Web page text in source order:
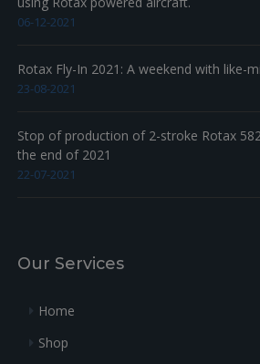
06-12-2021
Rotax Fly-In 2021: A weekend with like-
23-08-2021
Stop of production of 2-stroke Rotax
the end of 2021
22-07-2021
Our Services
Home
Shop